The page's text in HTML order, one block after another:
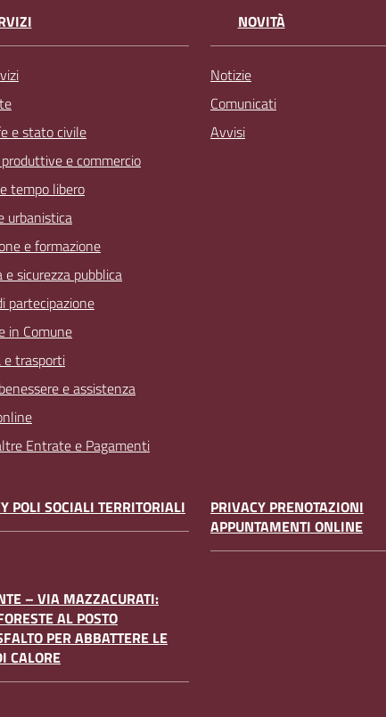
e stato civile
e commercio
tempo libero
urbanistica
e formazione
e sicurezza pubblica
partecipazione
in Comune
e trasporti
e assistenza
Entrate e Pagamenti
NOVITÀ
Notizie
Comunicati
Avvisi
POLI SOCIALI TERRITORIALI
PRIVACY PRENOTAZIONI
APPUNTAMENTI ONLINE
– VIA MAZZACURATI:
AL POSTO
PER ABBATTERE LE
CALORE